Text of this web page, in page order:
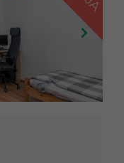
OpenStreetMap contributors © CARTO